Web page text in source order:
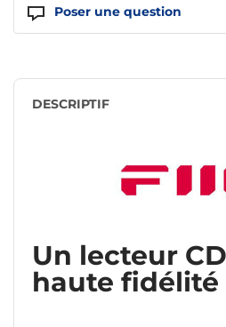
Poser une question
DESCRIPTIF
Un lecteur
haute fidélité